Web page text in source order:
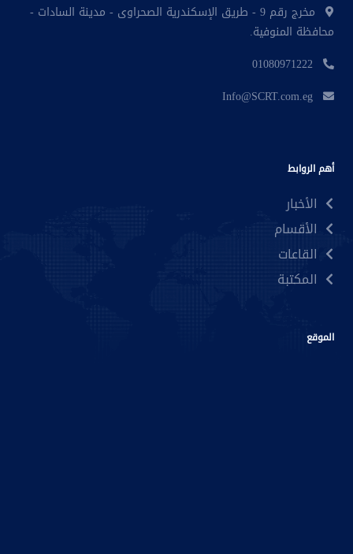
مخرج رقم 9 - طريق الإسكندرية الصحراوى - مدينة السادات -
محافظة المنوفية.
01080971222
Info@SCRT.com.eg
أهم الروابط
الأخبار
الأقسام
القاعات
المكتبة
الموقع